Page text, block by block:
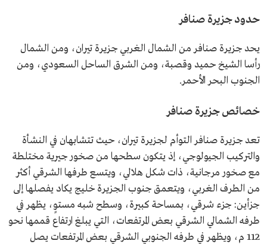
حدود جزيرة صنافر
يحد جزيرة صنافر من الشمال الغربي جزيرة تيران، ومن الشمال
رأسا الشيخ حميد وقصبة، ومن الشرق الساحل السعودي، ومن
الجنوب البحر الأحمر.
خصائص جزيرة صنافر
تعد جزيرة صنافر التوأم لجزيرة تيران، حيث تتشابهان في النشأة
والتركيب الجيولوجي، إذ يتكون سطحها من صخور جيرية مختلطة
مع صخور مرجانية، ذات شكل هلالي، ويتسع طرفها الشرقي أكثر
من الطرف الغربي، ويتعمق جنوب الجزيرة خليج يكاد يفصلها إلى
جزأين: جزء شرقي، بمساحة كبيرة، وسطح شبه مستوٍ، يظهر في
طرفه الشمالي الشرقي بعض المرتفعات، التي يبلغ ارتفاع قممها نحو
112 م، ويظهر في طرفه الجنوبي الشرقي بعض المرتفعات يصل